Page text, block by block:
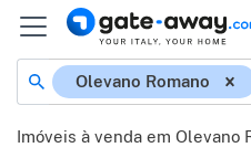
Olevano Romano
Imóveis à venda em Olevano